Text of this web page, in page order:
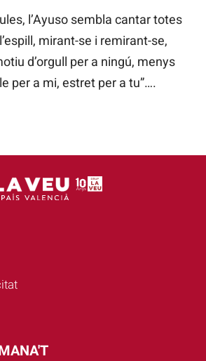
l’Ayuso sembla cantar totes
mirant-se i remirant-se,
d’orgull per a ningú, menys
per a mi, estret per a tu”….